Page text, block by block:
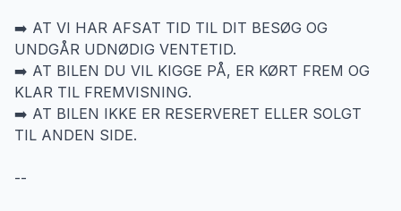
➡️ AT VI HAR AFSAT TID TIL DIT BESØG OG
UNDGÅR UDNØDIG VENTETID.
➡️ AT BILEN DU VIL KIGGE PÅ, ER KØRT FREM OG
KLAR TIL FREMVISNING.
➡️ AT BILEN IKKE ER RESERVERET ELLER SOLGT
TIL ANDEN SIDE.
--